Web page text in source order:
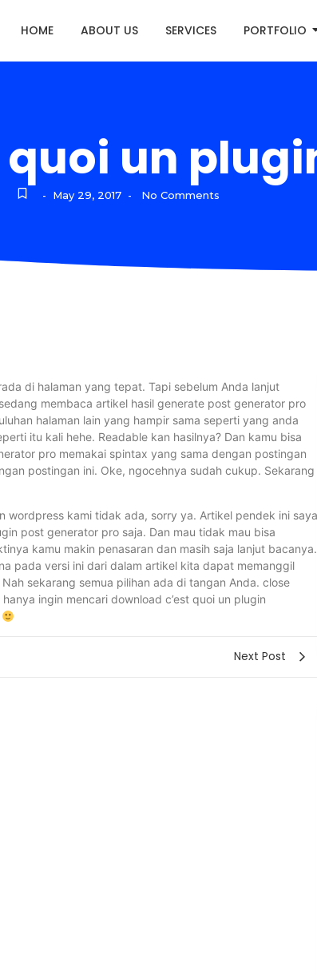
HOME ABOUT US SERVICES PORTFOLIO
un
- May 29, 2017 - No Comments
di halaman yang tepat. Tapi sebelum Anda lanjut
membaca artikel hasil generate post generator pro
halaman lain yang hampir sama seperti yang anda
itu kali hehe. Readable kan hasilnya? Dan kamu bisa
pro memakai spintax yang sama dengan postingan
postingan ini. Oke, ngocehnya sudah cukup. Sekarang
wordpress kami tidak ada, sorry ya. Artikel pendek ini saya
post generator pro saja. Dan mau tidak mau bisa
kamu makin penasaran dan masih saja lanjut bacanya.
pada versi ini dari dalam artikel kita dapat memanggil
sekarang semua pilihan ada di tangan Anda. close
ingin mencari download c’est quoi un plugin
Next Post